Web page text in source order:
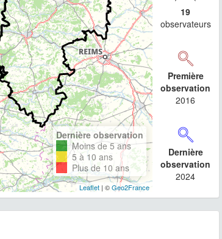
Dernière observation
Moins de 5 ans
5 à 10 ans
Plus de 10 ans
Leaflet| ©Geo2France
19
observateurs
Première
observation
2016
Dernière
observation
2024